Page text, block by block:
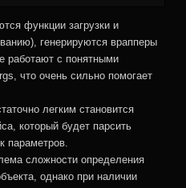
функции загрузки и
генерируются врапперы
работают с понятными
что очень сильно помогает
легким становится
который будет парсить
параметров.
сложности определения
однако при наличии